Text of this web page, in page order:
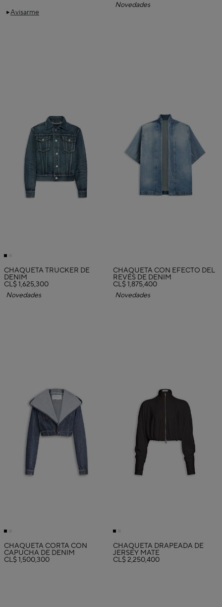
Avisarme
Novedades
CHAQUETA TRUCKER DE
DENIM
CL$ 1,625,300
Novedades
CHAQUETA CON EFECTO DEL
REVÉS DE DENIM
CL$ 1,875,400
Novedades
CHAQUETA CORTA CON
CAPUCHA DE DENIM
CL$ 1,500,300
CHAQUETA DRAPEADA DE
JERSEY MATE
CL$ 2,250,400